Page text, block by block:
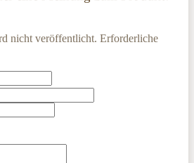
nicht veröffentlicht. Erforderliche